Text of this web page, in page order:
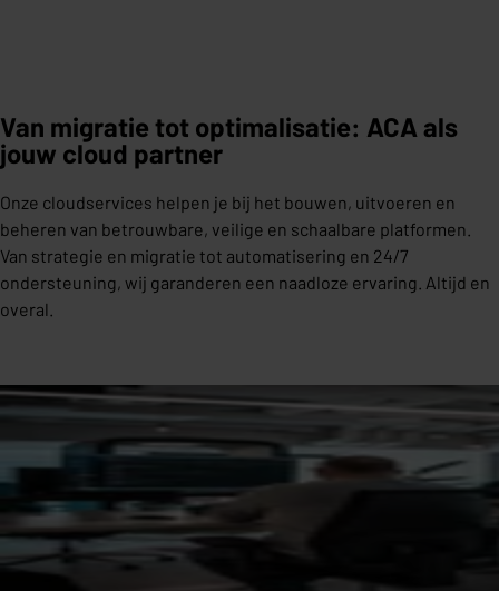
Van migratie tot optimalisatie: ACA als
jouw cloud partner
Onze cloudservices helpen je bij het bouwen, uitvoeren en
beheren van betrouwbare, veilige en schaalbare platformen.
Van strategie en migratie tot automatisering en 24/7
ondersteuning, wij garanderen een naadloze ervaring. Altijd en
overal.